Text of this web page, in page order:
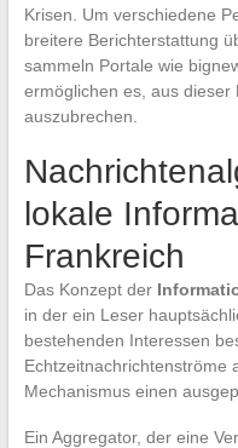
Krisen. Um verschiedene
breitere Berichterstattung
sammeln Portale wie
ermöglichen es, aus
auszubrechen.
lokale
Frankreich
Das Konzept der
in der ein Leser
bestehenden Interessen
Echtzeitnachrichtenströme
Mechanismus einen
Ein Aggregator, der eine